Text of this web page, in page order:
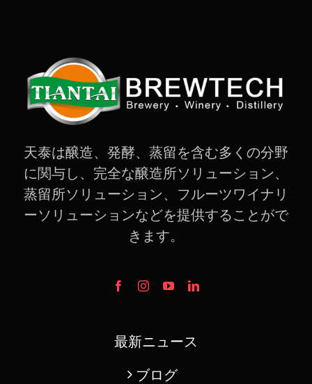
天泰は醸造、発酵、蒸留を含む多くの分野
に関与し、完全な醸造所ソリューション、
蒸留所ソリューション、フルーツワイナリ
ーソリューションなどを提供することがで
きます。
最新ニュース
ブログ